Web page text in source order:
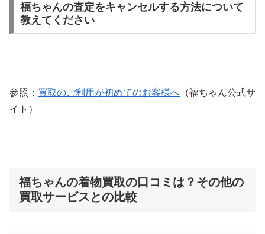
福ちゃんの査定をキャンセルする方法について
教えてください
参照： 買取のご利用が初めてのお客様へ （福ちゃん公式サ
イト）
福ちゃんの着物買取の口コミは？その他の
買取サービスとの比較